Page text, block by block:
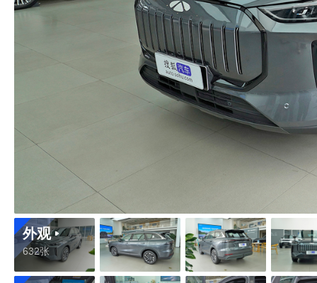
外观
632张